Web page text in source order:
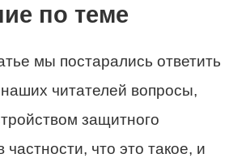
по теме
мы постарались ответить
читателей вопросы,
защитного
частности, что это такое, и